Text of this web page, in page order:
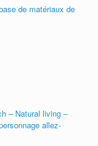
de matériaux de
– Natural living –
allez-